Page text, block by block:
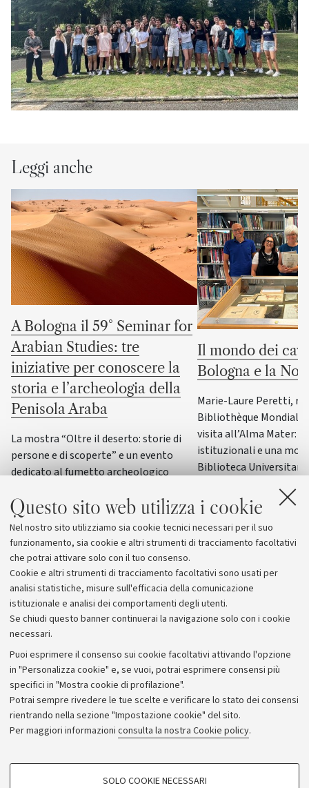
Questo sito web utilizza i cookie
Nel nostro sito utilizziamo sia cookie tecnici necessari per il suo
funzionamento, sia cookie e altri strumenti di tracciamento facoltativi
che potrai attivare solo con il tuo consenso.
Cookie e altri strumenti di tracciamento facoltativi sono usati per
analisi statistiche, misure sull'efficacia della comunicazione
istituzionale e analisi dei comportamenti degli utenti.
Se chiudi questo banner continuerai la navigazione solo con i cookie
necessari.
Puoi esprimere il consenso sui cookie facoltativi attivando l'opzione
in "Personalizza cookie" e, se vuoi, potrai esprimere consensi più
specifici in "Mostra cookie di profilazione".
Potrai sempre rivedere le tue scelte e verificare lo stato dei consensi
rientrando nella sezione "Impostazione cookie" del sito.
Per maggiori informazioni consulta la nostra Cookie policy.
COOKIE DI PROFILAZIONE - FACOLTATIVI
SOLO COOKIE NECESSARI
Leggi anche
A Bologna il 59° Seminar for
Arabian Studies: tre
iniziative per conoscere la
storia e l’archeologia della
Penisola Araba
La mostra “Oltre il deserto: storie di
persone e di scoperte” e un evento
dedicato al fumetto archeologico
convegno internazionale di
archeologia e storia della Penisola
Araba
Il mondo dei
Bologna e la
Marie-Laure Peretti,
Bibliothèque Mondiale
visita all’Alma Mater:
istituzionali e una
Biblioteca
Italia
Archivio
Comunicati stampa
Redazione
Rassegna stampa